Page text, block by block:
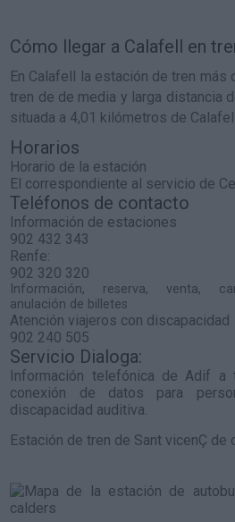
Cómo llegar a Calafell en
En Calafell la estación de tren más
tren de de media y larga distancia
situada a 4,01 kilómetros de
Horarios
Horario de la estación
El correspondiente al servicio de
Teléfonos de contacto
Información de estaciones
902 432 343
Renfe:
902 320 320
Información, reserva, venta,
anulación de billetes
Atención viajeros con discapacidad
902 240 505
Servicio Dialoga:
Información telefónica de Adif a
conexión de datos para
discapacidad auditiva.
Estación de tren de Sant vicenÇ de